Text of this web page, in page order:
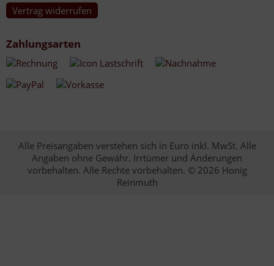
Vertrag widerrufen
Zahlungsarten
Alle Preisangaben verstehen sich in Euro inkl. MwSt. Alle
Angaben ohne Gewähr. Irrtümer und Änderungen
vorbehalten. Alle Rechte vorbehalten. © 2026 Honig
Reinmuth